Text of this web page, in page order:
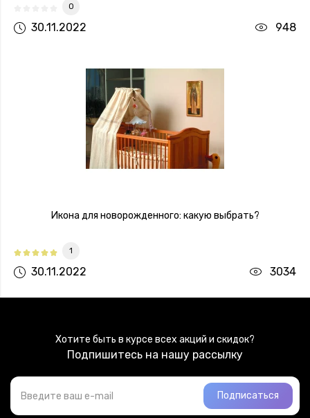
0
30.11.2022 948
Икона для новорожденного: какую выбрать?
1
30.11.2022 3034
Хотите быть в курсе всех акций и скидок?
Подпишитесь на нашу рассылку
Подписаться